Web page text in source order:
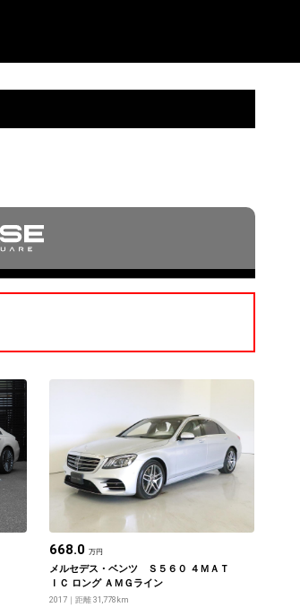
668.0万円
メルセデス・ベンツ Ｓ５６０ ４ＭＡＴ
ＩＣ ロング ＡＭＧライン
2017 距離 31,778km